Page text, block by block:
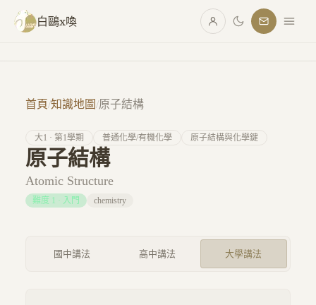
跳至主要內容
白鷗x喚
首頁/知識地圖/原子結構
大1 · 第1學期 普通化學/有機化學 原子結構與化學鍵
原子結構
Atomic Structure
難度 1 · 入門 chemistry
國中講法 高中講法 大學講法